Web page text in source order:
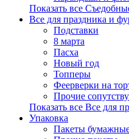
Показать все
Все для праздника и
Подставки
8 марта
Пасха
Новый год
Топперы
Феерверки на
Прочие
Показать все Все для
Упаковка
Пакеты